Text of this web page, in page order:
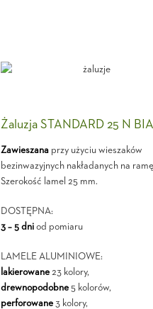
Żaluzja STANDARD 25 N
Zawieszanaprzy użyciu wieszaków
bezinwazyjnych nakładanych na
Szerokość lamel 25 mm.
DOSTĘPNA:
3 – 5 dniod pomiaru
LAMELE ALUMINIOWE:
lakierowane23 kolory,
drewnopodobne5 kolorów,
perforowane3 kolory,